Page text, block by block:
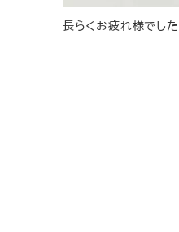
長らくお疲れ様でした